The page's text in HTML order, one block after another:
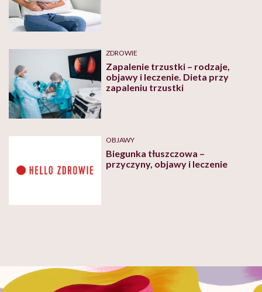
ZDROWIE
Zapalenie trzustki – rodzaje,
objawy i leczenie. Dieta przy
zapaleniu trzustki
OBJAWY
Biegunka tłuszczowa –
przyczyny, objawy i leczenie